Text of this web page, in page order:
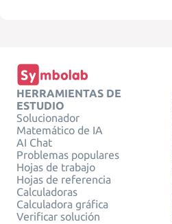
HERRAMIENTAS DE
ESTUDIO
Solucionador
Matemático de IA
AI Chat
Problemas populares
Hojas de trabajo
Hojas de referencia
Calculadoras
Calculadora gráfica
Verificar solución